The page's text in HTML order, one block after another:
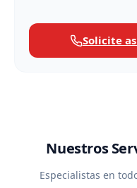
Solicite
Nuestros
Especialistas en